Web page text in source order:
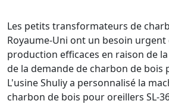
Les petits transformateurs de
Royaume-Uni ont un besoin
production efficaces en raison de
de la demande de charbon de bois
L'usine Shuliy a personnalisé la
charbon de bois pour oreillers SL-